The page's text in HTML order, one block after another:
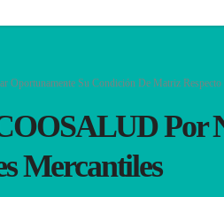
Su Condición De Matriz Respecto
Por
Mercantiles